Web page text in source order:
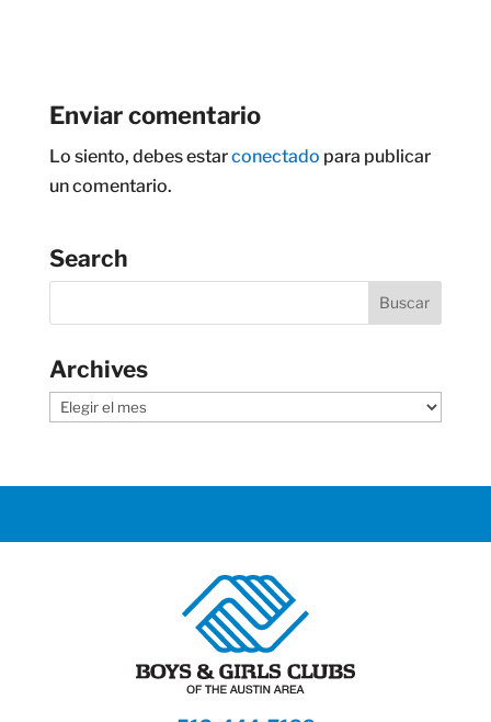
Enviar comentario
Lo siento, debes estarconectado para publicar
un comentario.
Search
Archives
Archives